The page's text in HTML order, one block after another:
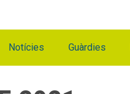
Notícies Guàrdies